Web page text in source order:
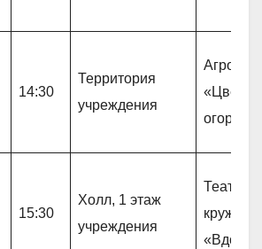
14:30
Территория
учреждения
Агро-
15:30
Холл, 1 этаж
учреждения
кружок